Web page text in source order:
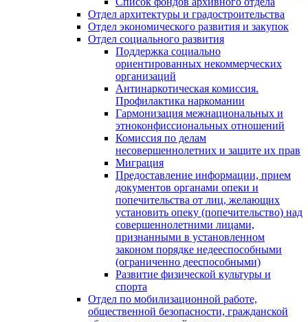
Отдел архитектуры и градостроительства
Отдел экономического развития и закупок
Отдел социального развития
Поддержка социально
ориентированных некоммерческих
организаций
Антинаркотическая комиссия.
Профилактика наркомании
Гармонизация межнациональных и
этноконфиссиональных отношений
Комиссия по делам
несовершеннолетних и защите их прав
Миграция
Предоставление информации, прием
документов органами опеки и
попечительства от лиц, желающих
установить опеку (попечительство) над
совершеннолетними лицами,
признанными в установленном
законом порядке недееспособными
(ограниченно дееспособными)
Развитие физической культуры и
спорта
Отдел по мобилизационной работе,
общественной безопасности, гражданской